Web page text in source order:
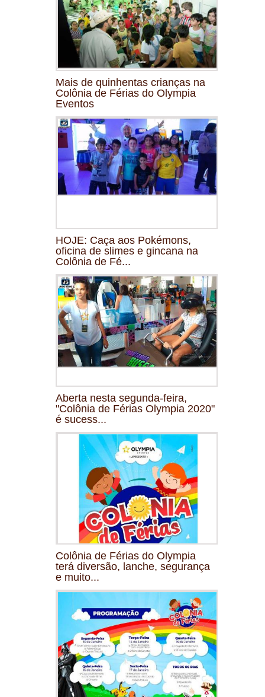
Mais de quinhentas crianças na
Colônia de Férias do Olympia
Eventos
HOJE: Caça aos Pokémons,
oficina de slimes e gincana na
Colônia de Fé...
Aberta nesta segunda-feira,
"Colônia de Férias Olympia 2020"
é sucess...
Colônia de Férias do Olympia
terá diversão, lanche, segurança
e muito...